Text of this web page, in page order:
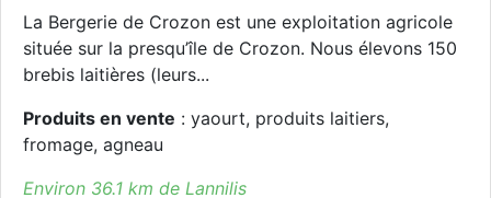
La Bergerie de Crozon est une exploitation agricole
située sur la presqu’île de Crozon. Nous élevons 150
brebis laitières (leurs...
Produits en vente : yaourt, produits laitiers,
fromage, agneau
Environ 36.1 km de Lannilis